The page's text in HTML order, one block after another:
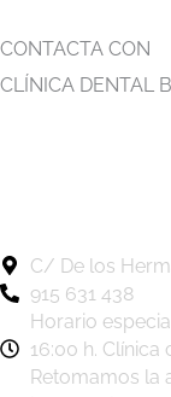
CONTACTA CON
CLÍNICA DENTAL
C/ De los
915 631 438
Horario
16:00 h.
Retomamos la